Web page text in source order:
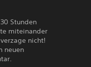
Stunden
miteinander
nicht!
neuen